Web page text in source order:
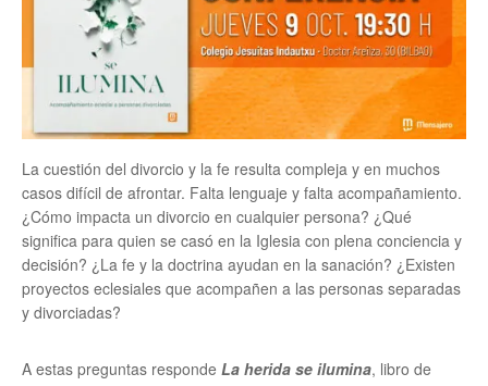
La cuestión del divorcio y la fe resulta compleja y en muchos
casos difícil de afrontar. Falta lenguaje y falta acompañamiento.
¿Cómo impacta un divorcio en cualquier persona? ¿Qué
significa para quien se casó en la Iglesia con plena conciencia y
decisión? ¿La fe y la doctrina ayudan en la sanación? ¿Existen
proyectos eclesiales que acompañen a las personas separadas
y divorciadas?
A estas preguntas responde La herida se ilumina, libro de